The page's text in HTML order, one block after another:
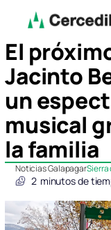
El
Jacinto
un
musical
la familia
Noticias GalapagarSierra
2 minutos de